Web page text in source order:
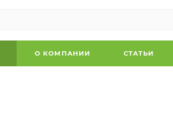
О КОМПАНИИ СТАТЬИ